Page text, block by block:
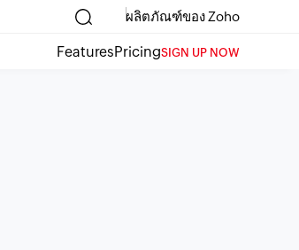
ผลิตภัณฑ์ของ Zoho
FeaturesPricingSIGN UP NOW